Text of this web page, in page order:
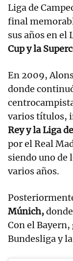
Liga de
final
sus años en el
Cup y la
En 2009,
donde
varios títulos,
Rey y la Liga
por el Real
siendo uno de
varios años.
Múnich,
Con el
Bundesliga y